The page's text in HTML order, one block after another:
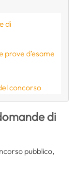
di
prove d’esame
concorso
di
pubblico,